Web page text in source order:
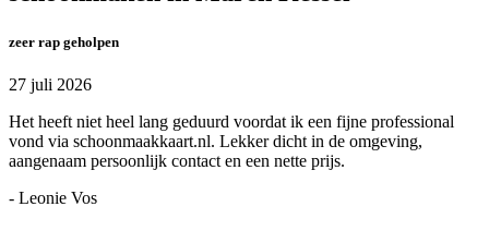
zeer rap geholpen
27 juli 2026
Het heeft niet heel lang geduurd voordat ik een fijne professional
vond via schoonmaakkaart.nl. Lekker dicht in de omgeving,
aangenaam persoonlijk contact en een nette prijs.
- Leonie Vos